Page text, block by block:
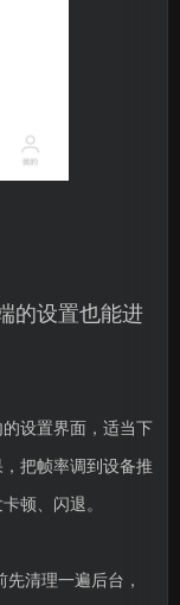
的设置也能进
设置界面，适当下
把帧率调到设备推
顿、闪退。
先清理一遍后台，